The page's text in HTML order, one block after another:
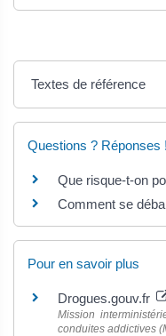
Textes de référence
Questions ? Réponses !
Que risque-t-on
Comment se
Pour en savoir plus
Drogues.gouv.fr
Mission
conduites addictives